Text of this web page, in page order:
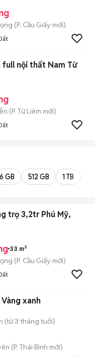
(P. Cầu Giấy mới)
full nội thất Nam Từ
(P. Từ Liêm mới)
GB 512 GB 1 TB
trọ 3,2tr Phú Mỹ,
33 m²
(P. Cầu Giấy mới)
xanh
(từ 3 tháng tuổi)
(P. Thái Bình mới)